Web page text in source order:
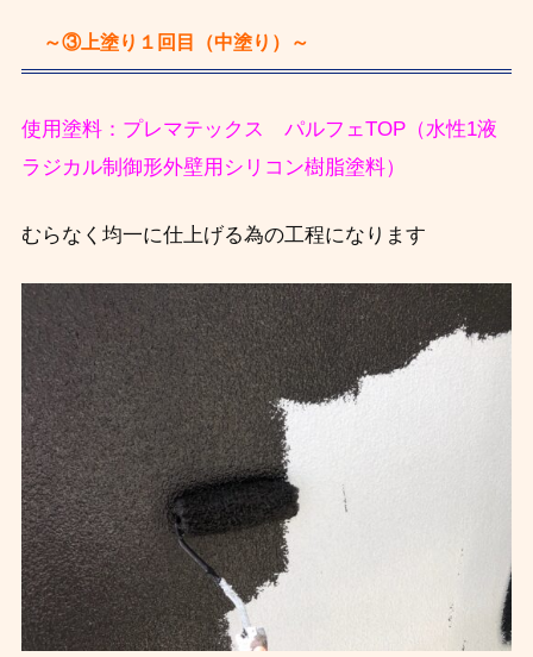
～③上塗り１回目（中塗り）～
使用塗料：プレマテックス パルフェTOP（水性1液
ラジカル制御形外壁用シリコン樹脂塗料）
むらなく均一に仕上げる為の工程になります